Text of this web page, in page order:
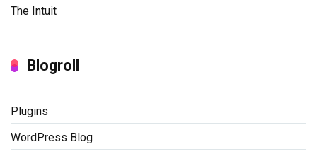
The Intuit
Blogroll
Plugins
WordPress Blog